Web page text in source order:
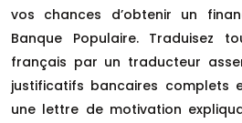
vos chances d’obtenir un
Banque Populaire. Traduisez
français par un traducteur
justificatifs bancaires complets
une lettre de motivation